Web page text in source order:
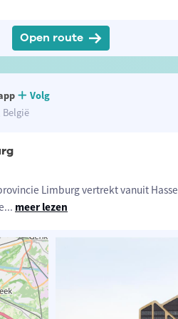
Open route
Volg
België
Limburg vertrekt vanuit
... meer lezen